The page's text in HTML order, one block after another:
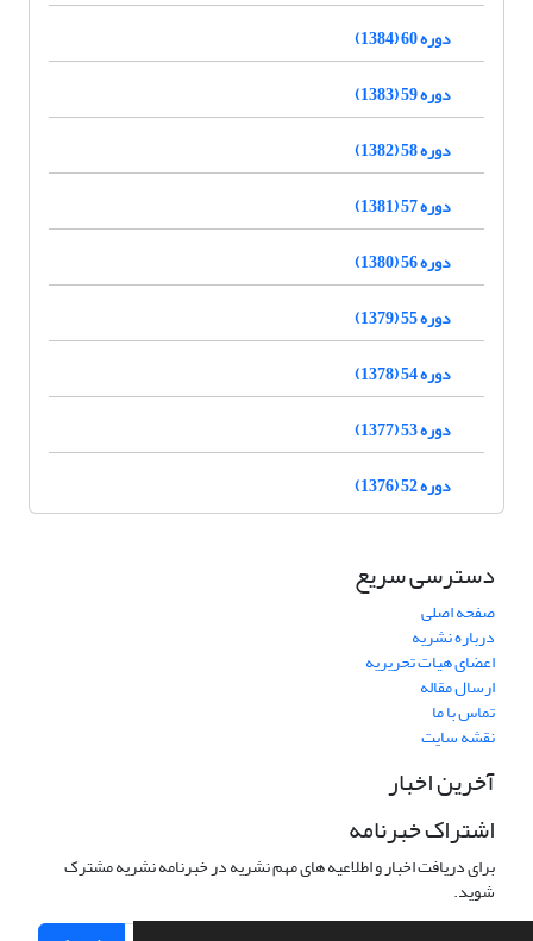
دوره 60 (1384)
دوره 59 (1383)
دوره 58 (1382)
دوره 57 (1381)
دوره 56 (1380)
دوره 55 (1379)
دوره 54 (1378)
دوره 53 (1377)
دوره 52 (1376)
دسترسی سریع
صفحه اصلی
درباره نشریه
اعضای هیات تحریریه
ارسال مقاله
تماس با ما
نقشه سایت
آخرین اخبار
اشتراک خبرنامه
برای دریافت اخبار و اطلاعیه های مهم نشریه در خبرنامه نشریه مشترک
شوید.